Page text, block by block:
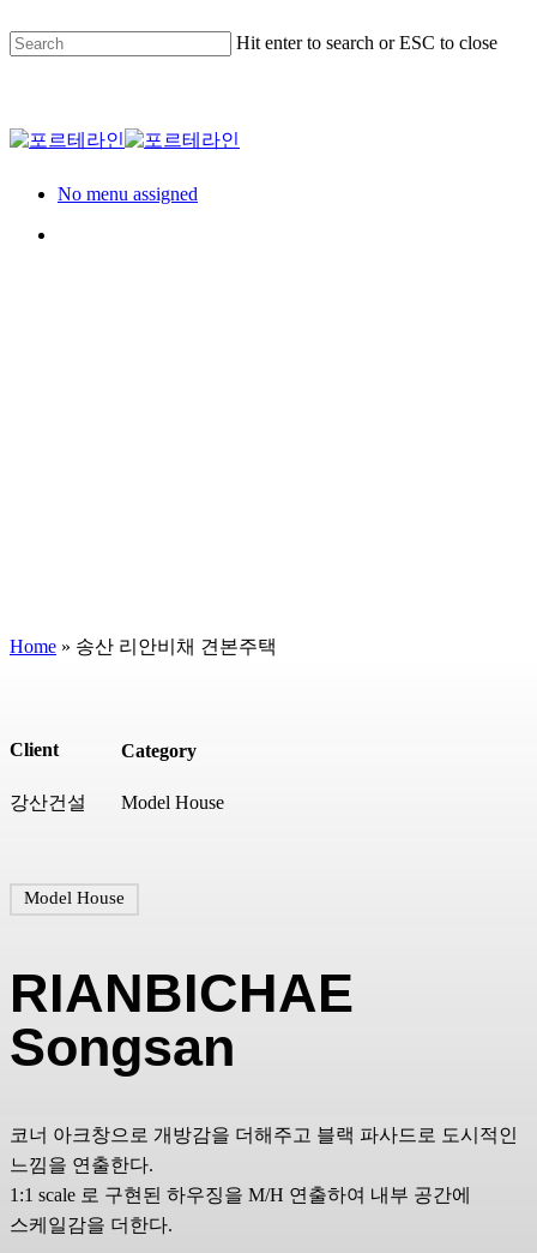
to
main
Hit enter to search or ESC to close
Menu
No menu assigned
Home » 송산 리안비채 견본주택
Client
강산건설
Category
Model House
Model House
RIANBICHAE
Songsan
코너 아크창으로 개방감을 더해주고 블랙 파사드로 도시적인
느낌을 연출한다.
1:1 scale 로 구현된 하우징을 M/H 연출하여 내부 공간에
스케일감을 더한다.